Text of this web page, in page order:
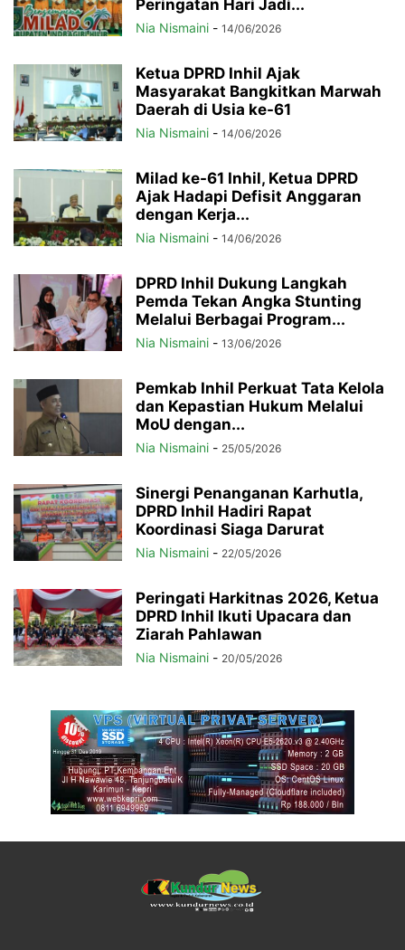
Peringatan Hari Jadi...
Nia Nismaini - 14/06/2026
Ketua DPRD Inhil Ajak
Masyarakat Bangkitkan Marwah
Daerah di Usia ke-61
Nia Nismaini - 14/06/2026
Milad ke-61 Inhil, Ketua DPRD
Ajak Hadapi Defisit Anggaran
dengan Kerja...
Nia Nismaini - 14/06/2026
DPRD Inhil Dukung Langkah
Pemda Tekan Angka Stunting
Melalui Berbagai Program...
Nia Nismaini - 13/06/2026
Pemkab Inhil Perkuat Tata Kelola
dan Kepastian Hukum Melalui
MoU dengan...
Nia Nismaini - 25/05/2026
Sinergi Penanganan Karhutla,
DPRD Inhil Hadiri Rapat
Koordinasi Siaga Darurat
Nia Nismaini - 22/05/2026
Peringati Harkitnas 2026, Ketua
DPRD Inhil Ikuti Upacara dan
Ziarah Pahlawan
Nia Nismaini - 20/05/2026